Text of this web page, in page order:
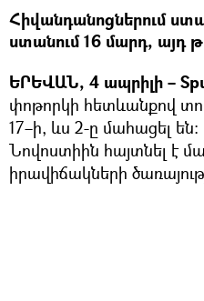
Հիվանդանոցներում
ստանում 16 մարդ, այդ
ԵՐԵՎԱՆ, 4 ապրիլի –
փոթորկի հետևանքով
17–ի, ևս 2-ը մահացել
Նովոստիին հայտնել է
իրավիճակների